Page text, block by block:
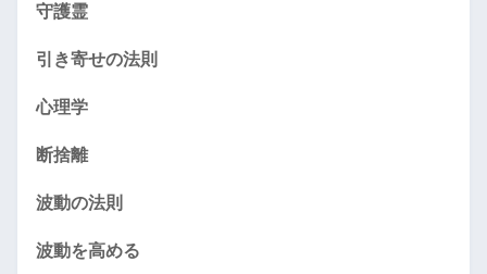
守護霊
引き寄せの法則
心理学
断捨離
波動の法則
波動を高める